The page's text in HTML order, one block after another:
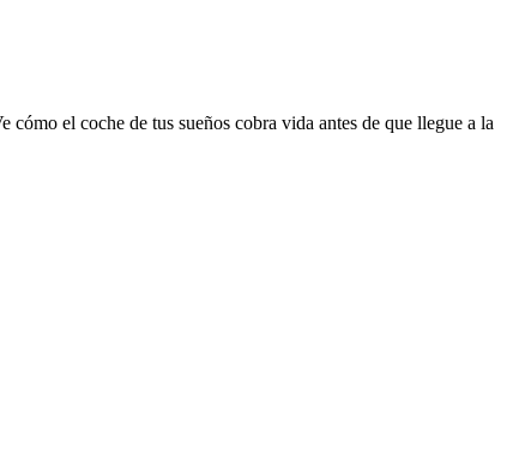
el coche de tus sueños cobra vida antes de que llegue a la